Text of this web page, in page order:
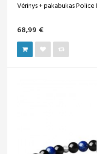
Vėrinys + pakabukas Police
68,99 €